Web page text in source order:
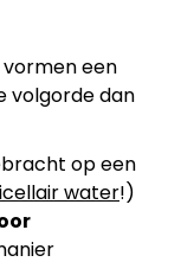
een
volgorde dan
op een
water!)